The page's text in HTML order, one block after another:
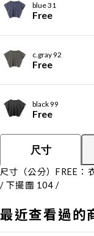
blue 31
Free
c.gray 92
Free
black 99
Free
尺寸
尺寸（公分）FREE
/ 下擺圍 104 /
最近查看過的